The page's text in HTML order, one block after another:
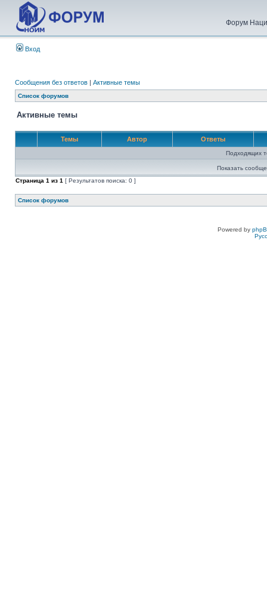
Форум
Вход
Сообщения без ответов | Активные темы
Список форумов
Активные темы
Темы Автор Ответы
Подходящих
Показать
Страница 1 из 1 [ Результатов поиска: 0 ]
Список форумов
Powered by